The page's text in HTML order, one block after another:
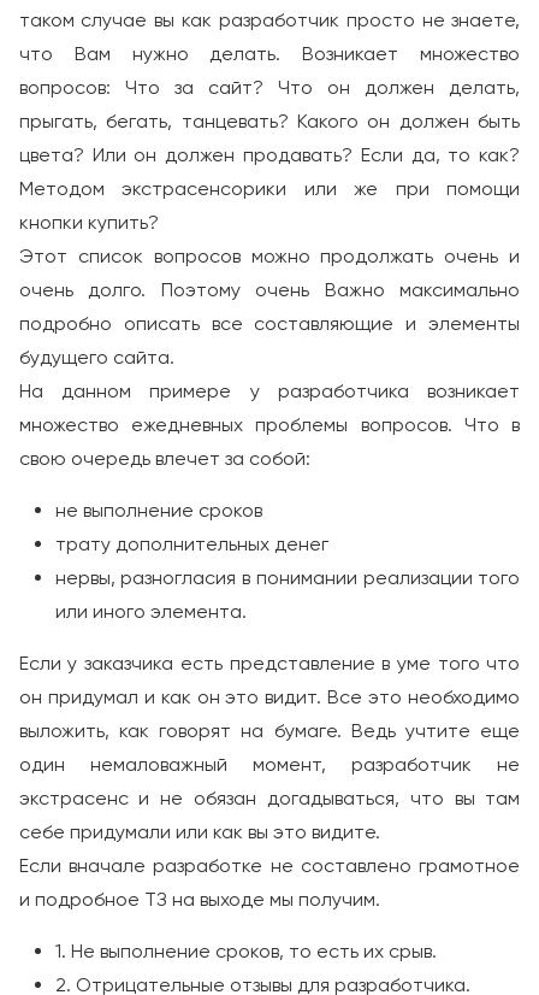
таком случае вы как разработчик просто не знаете,
что Вам нужно делать. Возникает множество
вопросов: Что за сайт? Что он должен делать,
прыгать, бегать, танцевать? Какого он должен быть
цвета? Или он должен продавать? Если да, то как?
Методом экстрасенсорики или же при помощи
кнопки купить?
Этот список вопросов можно продолжать очень и
очень долго. Поэтому очень Важно максимально
подробно описать все составляющие и элементы
будущего сайта.
На данном примере у разработчика возникает
множество ежедневных проблемы вопросов. Что в
свою очередь влечет за собой:
не выполнение сроков
трату дополнительных денег
нервы, разногласия в понимании реализации того
или иного элемента.
Если у заказчика есть представление в уме того что
он придумал и как он это видит. Все это необходимо
выложить, как говорят на бумаге. Ведь учтите еще
один немаловажный момент, разработчик не
экстрасенс и не обязан догадываться, что вы там
себе придумали или как вы это видите.
Если вначале разработке не составлено грамотное
и подробное ТЗ на выходе мы получим.
1. Не выполнение сроков, то есть их срыв.
2. Отрицательные отзывы для разработчика.